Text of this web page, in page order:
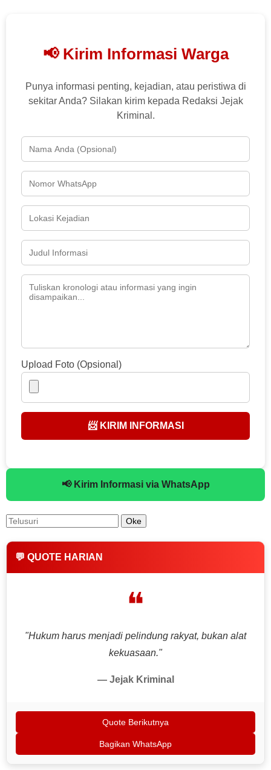
📢 Kirim Informasi Warga
Punya informasi penting, kejadian, atau peristiwa di
sekitar Anda? Silakan kirim kepada Redaksi Jejak
Kriminal.
Upload Foto (Opsional)
📨 KIRIM INFORMASI
📢 Kirim Informasi via WhatsApp
💬 QUOTE HARIAN
❝
"Hukum harus menjadi pelindung rakyat, bukan alat
kekuasaan."
— Jejak Kriminal
Quote Berikutnya
Bagikan WhatsApp